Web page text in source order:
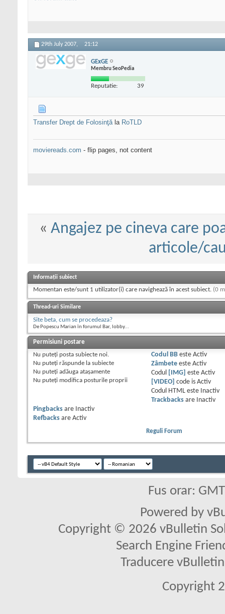
29th July 2007, 21:12
GExGE
Membru SeoPedia
Reputatie: 39
Transfer Drept de Folosinţăla RoTLD
moviereads.com - flip pages, not content
« Angajez pe cineva care
articole/
Informații subiect
Momentan este/sunt 1 utilizator(i) care navighează în acest subiect. (0
Thread-uri Similare
Site beta, cum se procedeaza?
De Popescu Marian în forumul Bar, lobby...
Permisiuni postare
Nu puteţi posta subiecte noi.
Nu puteţi răspunde la subiecte
Nu puteţi adăuga ataşamente
Nu puteţi modifica posturile proprii
Codul BBeste Activ
Zâmbeteeste Activ
Codul
[IMG] este Activ
[VIDEO]
code is Activ
Codul HTML este
Inactiv
Trackbacksare
Inactiv
Pingbacks are
Inactiv
Refbacks are Activ
Reguli Forum
Fus orar:
Powered by
Copyright © 2026 vBulletin
Search Engine
Traducere
Copyright